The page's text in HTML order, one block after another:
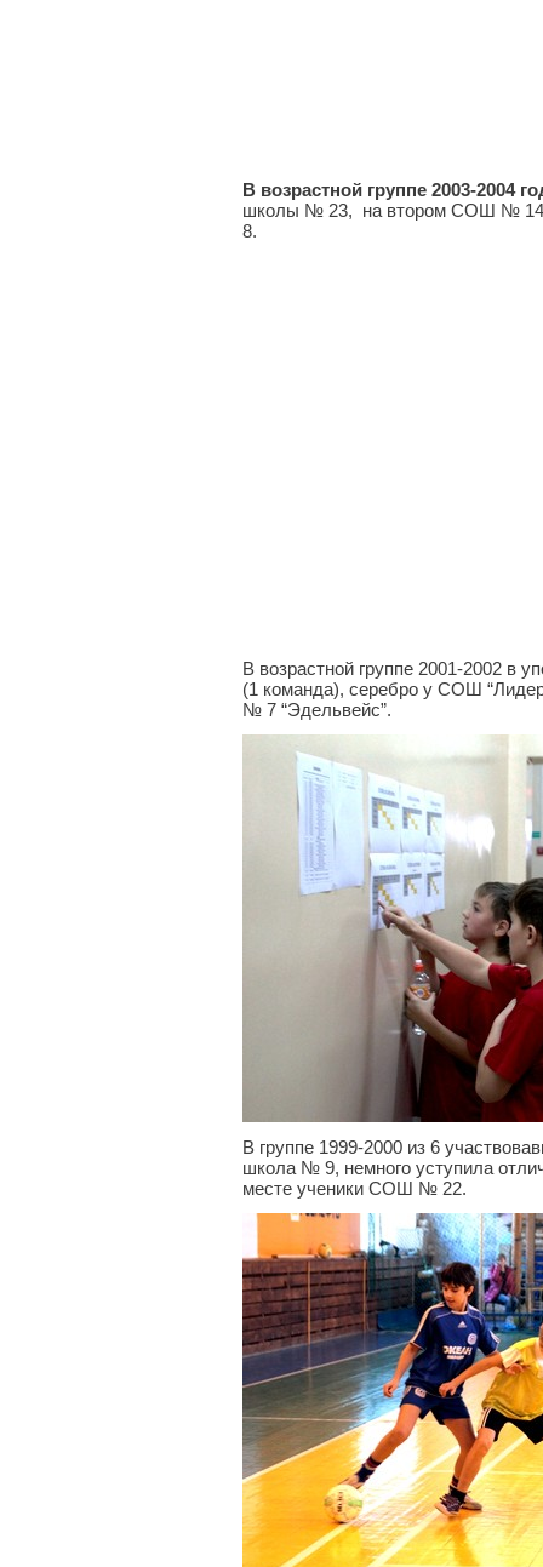
В возрастной группе 2003-2004
школы № 23, на втором СОШ №
8.
В возрастной группе 2001-2002 в
(1 команда), серебро у СОШ
№ 7 “Эдельвейс”.
В группе 1999-2000 из 6
школа № 9, немного уступила
месте ученики СОШ № 22.